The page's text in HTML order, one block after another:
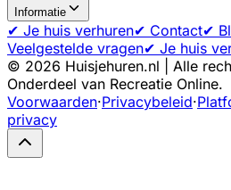
Informatie
✔ Je huis verhuren✔ Contact✔
Veelgestelde vragen✔ Je huis
© 2026 Huisjehuren.nl | Alle
Onderdeel van Recreatie Online.
Voorwaarden·Privacybeleid·
privacy